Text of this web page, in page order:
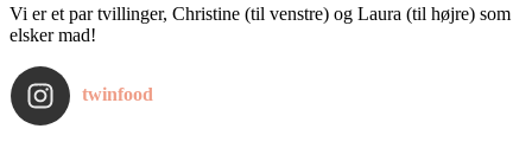
Vi er et par tvillinger, Christine (til venstre) og Laura (til højre) som
elsker mad!
twinfood